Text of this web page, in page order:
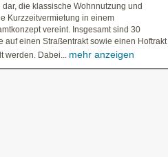
die klassische Wohnnutzung und
Kurzzeitvermietung in einem
vereint. Insgesamt sind 30
auf einen Straßentrakt sowie einen Hoftrakt
werden. Dabei... mehr anzeigen